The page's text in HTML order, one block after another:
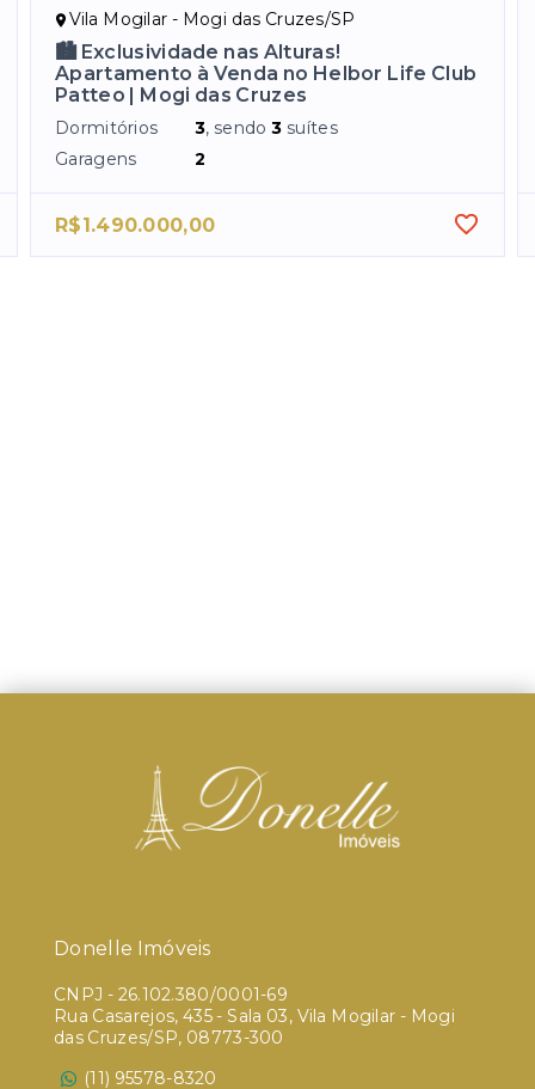
Vila Mogilar - Mogi das Cruzes/SP
🏙️ Exclusividade nas Alturas!
Apartamento à Venda no Helbor Life Club
Patteo | Mogi das Cruzes
Dormitórios 3, sendo3 suítes
Garagens
2
R$1.490.000,00
Donelle Imóveis
CNPJ - 26.102.380/0001-69
Rua Casarejos, 435 - Sala 03, Vila Mogilar - Mogi
das Cruzes/SP, 08773-300
(11) 95578-8320